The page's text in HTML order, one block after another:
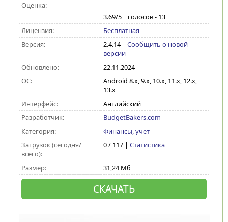
Оценка:
3.69/5 голосов - 13
Лицензия:
Бесплатная
Версия:
2.4.14| Сообщить о новой
версии
Обновлено:
22.11.2024
ОС:
Android 8.x, 9.x, 10.x, 11.x, 12.x,
13.x
Интерфейс:
Английский
Разработчик:
BudgetBakers.com
Категория:
Финансы, учет
Загрузок (сегодня/
всего):
0 / 117 | Статистика
Размер: 31,24 Мб
СКАЧАТЬ